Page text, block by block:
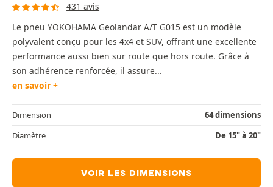
431 avis
Le pneu YOKOHAMA Geolandar A/T G015 est un modèle
polyvalent conçu pour les 4x4 et SUV, offrant une excellente
performance aussi bien sur route que hors route. Grâce à
son adhérence renforcée, il assure...
en savoir +
Dimension
64 dimensions
Diamètre
De 15" à 20"
VOIR LES DIMENSIONS